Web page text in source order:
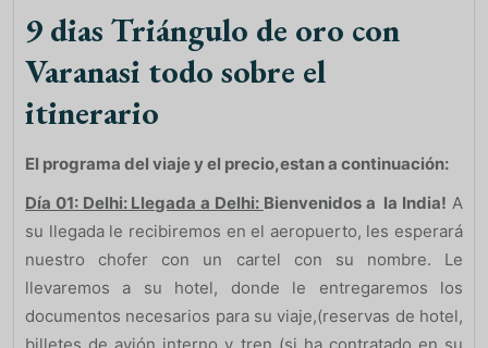
9 dias Triángulo de oro con
Varanasi todo sobre el
itinerario
El programa del viaje y el precio,estan a continuación:
Día 01: Delhi: Llegada a Delhi: Bienvenidos a la India! A
su llegada le recibiremos en el aeropuerto, les esperará
nuestro chofer con un cartel con su nombre. Le
llevaremos a su hotel, donde le entregaremos los
documentos necesarios para su viaje,(reservas de hotel,
billetes de avión interno y tren (si ha contratado en su